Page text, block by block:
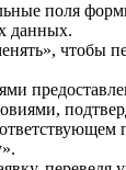
поля
данных.
чтобы